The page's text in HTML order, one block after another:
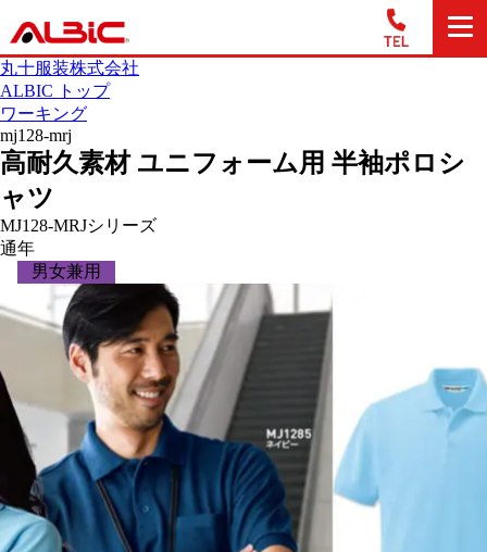
丸十服装株式会社
ALBIC トップ
ワーキング
mj128-mrj
高耐久素材 ユニフォーム用 半袖ポロシ
ャツ
MJ128-MRJシリーズ
通年
男女兼用